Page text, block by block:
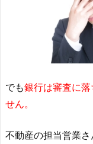
でも銀行は審査に
せん。
不動産の担当営業